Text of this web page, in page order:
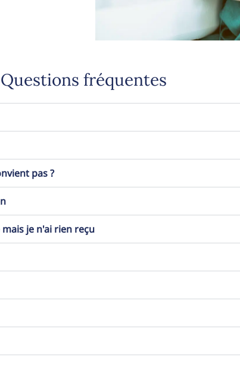
Questions fréquentes
pas ?
je n'ai rien reçu